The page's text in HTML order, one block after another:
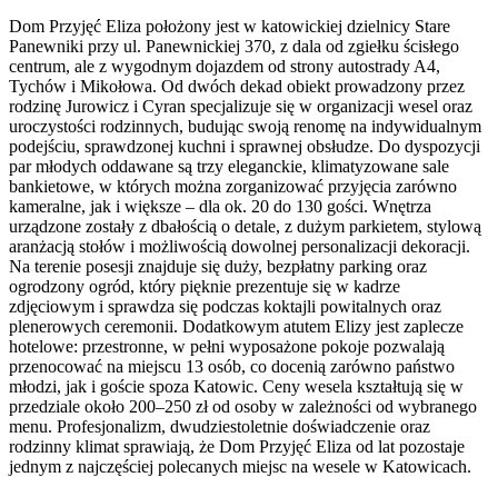
Dom Przyjęć Eliza położony jest w katowickiej dzielnicy Stare
Panewniki przy ul. Panewnickiej 370, z dala od zgiełku ścisłego
centrum, ale z wygodnym dojazdem od strony autostrady A4,
Tychów i Mikołowa. Od dwóch dekad obiekt prowadzony przez
rodzinę Jurowicz i Cyran specjalizuje się w organizacji wesel oraz
uroczystości rodzinnych, budując swoją renomę na indywidualnym
podejściu, sprawdzonej kuchni i sprawnej obsłudze. Do dyspozycji
par młodych oddawane są trzy eleganckie, klimatyzowane sale
bankietowe, w których można zorganizować przyjęcia zarówno
kameralne, jak i większe – dla ok. 20 do 130 gości. Wnętrza
urządzone zostały z dbałością o detale, z dużym parkietem, stylową
aranżacją stołów i możliwością dowolnej personalizacji dekoracji.
Na terenie posesji znajduje się duży, bezpłatny parking oraz
ogrodzony ogród, który pięknie prezentuje się w kadrze
zdjęciowym i sprawdza się podczas koktajli powitalnych oraz
plenerowych ceremonii. Dodatkowym atutem Elizy jest zaplecze
hotelowe: przestronne, w pełni wyposażone pokoje pozwalają
przenocować na miejscu 13 osób, co docenią zarówno państwo
młodzi, jak i goście spoza Katowic. Ceny wesela kształtują się w
przedziale około 200–250 zł od osoby w zależności od wybranego
menu. Profesjonalizm, dwudziestoletnie doświadczenie oraz
rodzinny klimat sprawiają, że Dom Przyjęć Eliza od lat pozostaje
jednym z najczęściej polecanych miejsc na wesele w Katowicach.